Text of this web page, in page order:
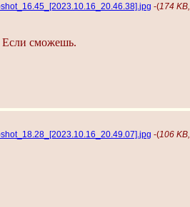
-(174
Если сможешь.
-(106